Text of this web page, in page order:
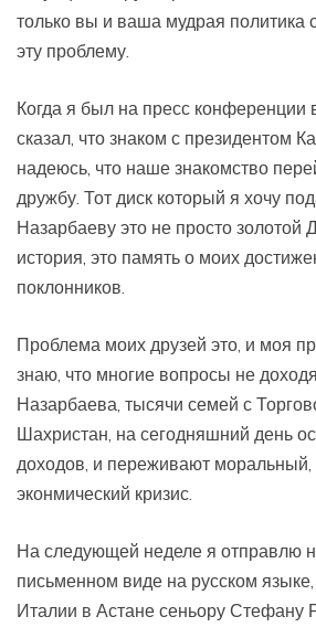
только вы и ваша мудрая политика
эту проблему.
Когда я был на пресс конференции
сказал, что знаком с президентом
надеюсь, что наше знакомство
дружбу. Тот диск который я хочу
Назарбаеву это не просто золотой
история, это память о моих
поклонников.
Проблема моих друзей это, и моя
знаю, что многие вопросы не
Назарбаева, тысячи семей с
Шахристан, на сегодняшний день
доходов, и переживают
эконмический кризис.
На следующей неделе я отправлю
письменном виде на русском
Италии в Астане сеньору Стефану